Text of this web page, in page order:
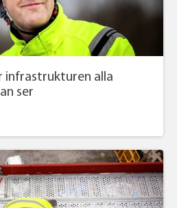
infrastrukturen alla
ser